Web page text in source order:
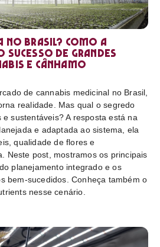
no Brasil? Como a
de grandes
e cânhamo
de cannabis medicinal no Brasil,
realidade. Mas qual o segredo
sustentáveis? A resposta está na
e adaptada ao sistema, ela
qualidade de flores e
Neste post, mostramos os principais
planejamento integrado e os
bem-sucedidos. Conheça também o
nesse cenário.